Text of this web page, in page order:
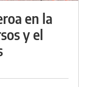
en la
y el